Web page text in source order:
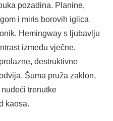
pozadina. Planine,
i miris borovih iglica
Hemingway s ljubavlju
između vječne,
destruktivne
Šuma pruža zaklon,
trenutke
kaosa.